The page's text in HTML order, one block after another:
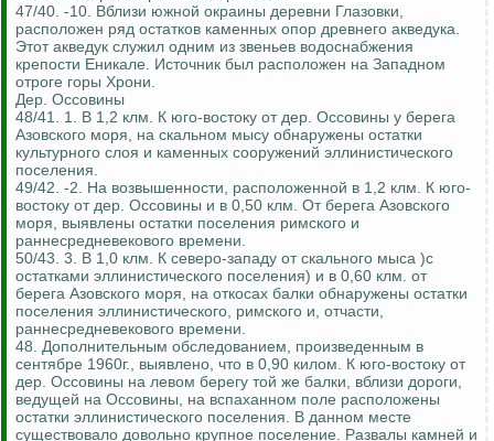
47/40. -10. Вблизи южной окраины деревни Глазовки,
расположен ряд остатков каменных опор древнего акведука.
Этот акведук служил одним из звеньев водоснабжения
крепости Еникале. Источник был расположен на Западном
отроге горы Хрони.
Дер. Оссовины
48/41. 1. В 1,2 клм. К юго-востоку от дер. Оссовины у берега
Азовского моря, на скальном мысу обнаружены остатки
культурного слоя и каменных сооружений эллинистического
поселения.
49/42. -2. На возвышенности, расположенной в 1,2 клм. К юго-
востоку от дер. Оссовины и в 0,50 клм. От берега Азовского
моря, выявлены остатки поселения римского и
раннесредневекового времени.
50/43. 3. В 1,0 клм. К северо-западу от скального мыса )с
остатками эллинистического поселения) и в 0,60 клм. от
берега Азовского моря, на откосах балки обнаружены остатки
поселения эллинистического, римского и, отчасти,
раннесредневекового времени.
48. Дополнительным обследованием, произведенным в
сентябре 1960г., выявлено, что в 0,90 килом. К юго-востоку от
дер. Оссовины на левом берегу той же балки, вблизи дороги,
ведущей на Оссовины, на вспаханном поле расположены
остатки эллинистического поселения. В данном месте
существовало довольно крупное поселение. Развалы камней и